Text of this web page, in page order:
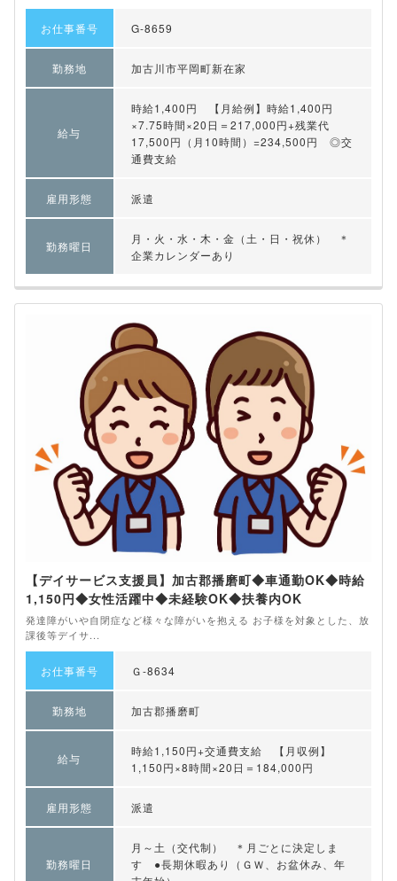
お仕事番号 G-8659
勤務地 加古川市平岡町新在家
給与
時給1,400円 【月給例】時給1,400円
×7.75時間×20日＝217,000円+残業代
17,500円（月10時間）=234,500円 ◎交
通費支給
雇用形態 派遣
勤務曜日
月・火・水・木・金（土・日・祝休） ＊
企業カレンダーあり
【デイサービス支援員】加古郡播磨町◆車通勤OK◆時給
1,150円◆女性活躍中◆未経験OK◆扶養内OK
発達障がいや自閉症など様々な障がいを抱える お子様を対象とした、放
課後等デイサ...
お仕事番号 Ｇ-8634
勤務地 加古郡播磨町
給与
時給1,150円+交通費支給 【月収例】
1,150円×8時間×20日＝184,000円
雇用形態 派遣
勤務曜日
月～土（交代制） ＊月ごとに決定しま
す ●長期休暇あり（ＧＷ、お盆休み、年